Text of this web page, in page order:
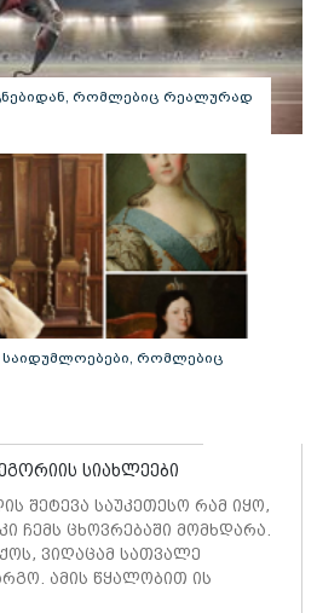
რომლებიც რეალურად
რომლებიც
სიახლეები
შეტევა საუკეთესო რამ იყო,
ჩემს ცხოვრებაში მომხდარა.
ვიღაცამ სათვალე
ამის წყალობით ის